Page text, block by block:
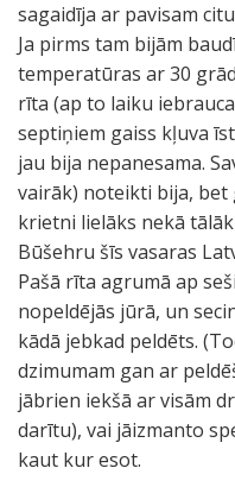
sagaidīja ar pavisam
Ja pirms tam bijām
temperatūras ar 30
rīta (ap to laiku
septiņiem gaiss kļuva
jau bija nepanesama.
vairāk) noteikti bija, bet
krietni lielāks nekā
Būšehru šīs vasaras
Pašā rīta agrumā ap
nopeldējās jūrā, un
kādā jebkad peldēts.
dzimumam gan ar
jābrien iekšā ar visām
darītu), vai jāizmanto
kaut kur esot.